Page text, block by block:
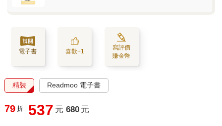
電子書 喜歡+1
寫評價
賺金幣
精裝 Readmoo 電子書
79 折 537 元 680 元